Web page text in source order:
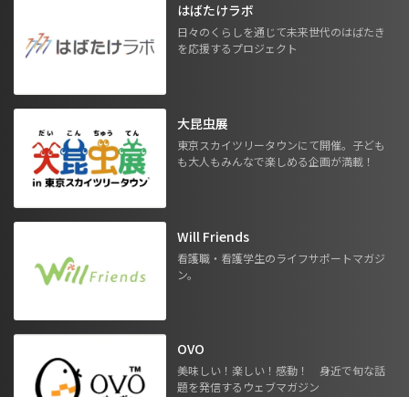
はばたけラボ
日々のくらしを通じて未来世代のはばたき
を応援するプロジェクト
大昆虫展
東京スカイツリータウンにて開催。子ども
も大人もみんなで楽しめる企画が満載！
Will Friends
看護職・看護学生のライフサポートマガジ
ン。
OVO
美味しい！楽しい！感動！ 身近で旬な話
題を発信するウェブマガジン